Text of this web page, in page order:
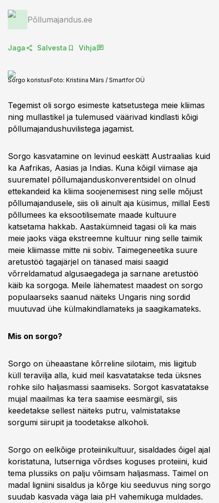
Põllumajandus.ee
Jaga Salvesta Vihja
Sorgo koristusFoto: Kristiina Märs / Smartfor OÜ
Tegemist oli sorgo esimeste katsetustega meie kliimas
ning mullastikel ja tulemused väärivad kindlasti kõigi
põllumajandushuvilistega jagamist.
Sorgo kasvatamine on levinud eeskätt Austraalias kuid
ka Aafrikas, Aasias ja Indias. Kuna kõigil viimase aja
suurematel põllumajanduskonverentsidel on olnud
ettekandeid ka kliima soojenemisest ning selle mõjust
põllumajandusele, siis oli ainult aja küsimus, millal Eesti
põllumees ka eksootilisemate maade kultuure
katsetama hakkab. Aastakümneid tagasi oli ka mais
meie jaoks väga ekstreemne kultuur ning selle taimik
meie kliimasse mitte nii sobiv. Taimegeneetika suure
aretustöö tagajärjel on tänased maisi saagid
võrreldamatud algusaegadega ja sarnane aretustöö
käib ka sorgoga. Meile lähematest maadest on sorgo
populaarseks saanud näiteks Ungaris ning sordid
muutuvad ühe külmakindlamateks ja saagikamateks.
Mis on sorgo?
Sorgo on üheaastane kõrreline silotaim, mis liigitub
küll teravilja alla, kuid meil kasvatatakse teda üksnes
rohke silo haljasmassi saamiseks. Sorgot kasvatatakse
mujal maailmas ka tera saamise eesmärgil, siis
keedetakse sellest näiteks putru, valmistatakse
sorgumi siirupit ja toodetakse alkoholi.
Sorgo on eelkõige proteiinikultuur, sisaldades õigel ajal
koristatuna, lutserniga võrdses koguses proteiini, kuid
tema plussiks on palju võimsam haljasmass. Taimel on
madal ligniini sisaldus ja kõrge kiu seeduvus ning sorgo
suudab kasvada väga laia pH vahemikuga muldades.